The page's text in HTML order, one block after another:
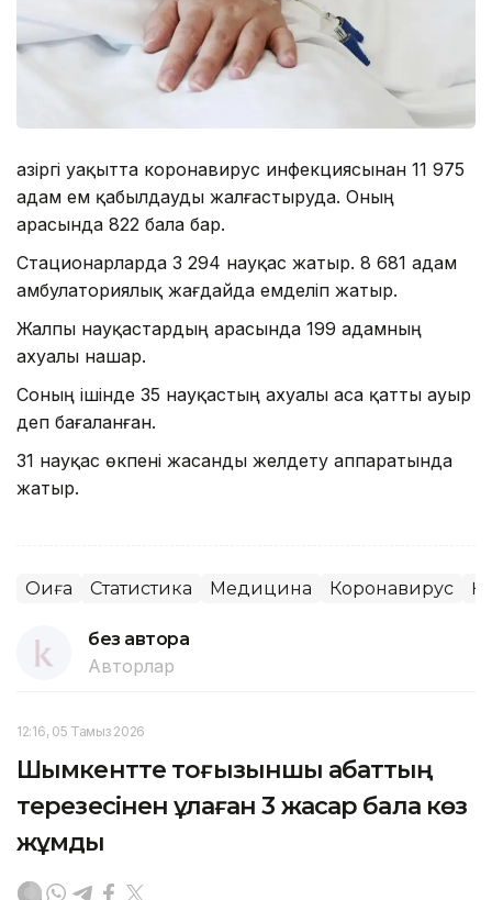
Қазіргі уақытта коронавирус инфекциясынан 11 975
адам ем қабылдауды жалғастыруда. Оның
арасында 822 бала бар.
Стационарларда 3 294 науқас жатыр. 8 681 адам
амбулаториялық жағдайда емделіп жатыр.
Жалпы науқастардың арасында 199 адамның
ахуалы нашар.
Соның ішінде 35 науқастың ахуалы аса қатты ауыр
деп бағаланған.
31 науқас өкпені жасанды желдету аппаратында
жатыр.
Оқиға Статистика Медицина Коронавирус
без автора
Авторлар
12:16, 05 Тамыз 2026
Шымкентте тоғызыншы қабаттың
терезесінен құлаған 3 жасар бала көз
жұмды